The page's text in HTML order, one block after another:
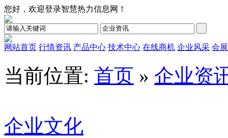
您好，欢迎登录智慧热力信息网！
网站首页 行情资讯 产品中心 技术中心 在线商机 企业风采 会
当前位置: 首页 » 企业资
企业文化